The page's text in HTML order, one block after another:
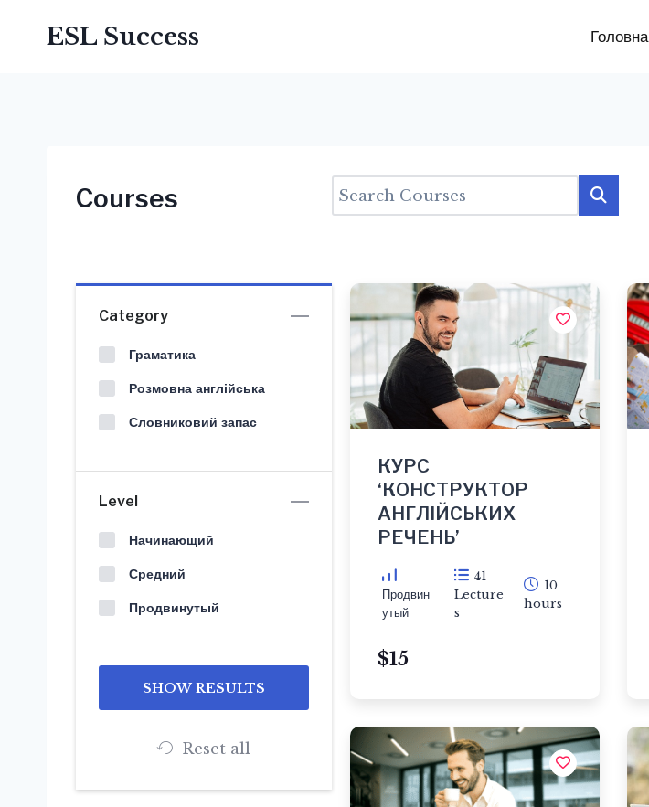
ESL Success Головна
Courses
Category
Граматика
Розмовна англійська
Словниковий запас
Level
Начинающий
Средний
Продвинутый
Reset all
КУРС
‘КОНСТРУКТОР
АНГЛІЙСЬКИХ
РЕЧЕНЬ’
Продвин
утый
41
Lecture
s
10
hours
$15